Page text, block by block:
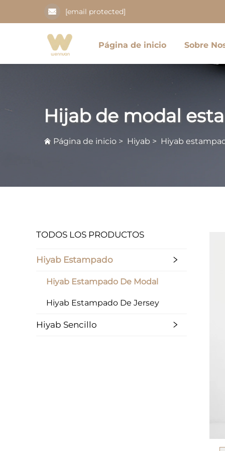
[email protected]
Página de inicio Sobre
Hijab de modal
Página de inicio > Hiyab > Hiyab
TODOS LOS PRODUCTOS
Hiyab Estampado
Hiyab Estampado De Modal
Hiyab Estampado De Jersey
Hiyab Sencillo